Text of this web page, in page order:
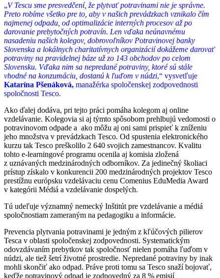
„V Tescu sme presvedčení, že plytvať potravinami nie je správne.
Preto robíme všetko pre to, aby v našich prevádzkach vznikalo čím
najmenej odpadu, od optimalizácie interných procesov až po
darovanie prebytočných potravín. Len vďaka neúnavnému
nasadeniu našich kolegov, dobrovoľníkov Potravinovej banky
Slovenska a lokálnych charitatívnych organizácií dokážeme darovať
potraviny na pravidelnej báze už zo 143 obchodov po celom
Slovensku. Vďaka nim sa nepredané potraviny, ktoré sú stále
vhodné na konzumáciu, dostanú k ľuďom v núdzi,“ vysvetľuje
Katarína Pšenáková, manažérka spoločenskej zodpovednosti
spoločnosti Tesco.
Ako ďalej dodáva, pri tejto práci pomáha kolegom aj online
vzdelávanie. Kolegovia si aj týmto spôsobom prehlbujú vedomosti o
potravinovom odpade a ako môžu aj oni sami prispieť k zníženiu
jeho množstva v prevádzkach Tesco. Od spustenia elektronického
kurzu tak Tesco preškolilo 2 640 svojich zamestnancov. Kvalitu
tohto e-learningové programu ocenila aj komisia zložená
z uznávaných medzinárodných odborníkov. Za jedinečný školiaci
prístup získalo v konkurencii 200 medzinárodných projektov Tesco
prestížnu európsku vzdelávaciu cenu Comenius EduMedia Award
v kategórii Médiá a vzdelávanie dospelých.
Tú udeľuje významný nemecký Inštitút pre vzdelávanie a médiá
spoločnostiam zameraným na pedagogiku a informácie.
Prevencia plytvania potravinami je jedným z kľúčových pilierov
Tesca v oblasti spoločenskej zodpovednosti. Systematickým
odovzdávaním prebytkov tak spoločnosť nielen pomáha ľuďom v
núdzi, ale tiež šetrí životné prostredie. Nepredané potraviny by inak
mohli skončiť ako odpad. Práve proti tomu sa Tesco snaží bojovať,
keďže potravinový odpad je zodpovedný za 8 % emisií